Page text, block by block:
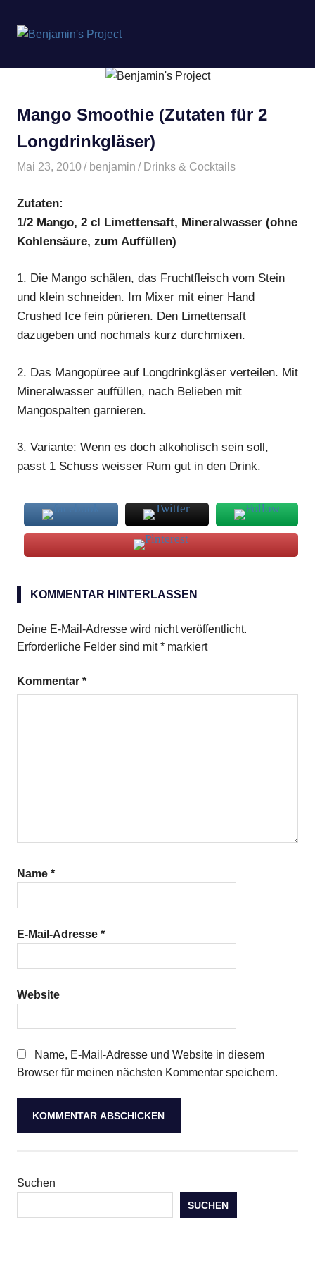
springen
Project
Mango Smoothie (Zutaten für 2
Longdrinkgläser)
Mai 23, 2010 benjamin Drinks & Cocktails
Zutaten:
1/2 Mango, 2 cl Limettensaft, Mineralwasser (ohne
Kohlensäure, zum Auffüllen)
1. Die Mango schälen, das Fruchtfleisch vom Stein
und klein schneiden. Im Mixer mit einer Hand
Crushed Ice fein pürieren. Den Limettensaft
dazugeben und nochmals kurz durchmixen.
2. Das Mangopüree auf Longdrinkgläser verteilen. Mit
Mineralwasser auffüllen, nach Belieben mit
Mangospalten garnieren.
3. Variante: Wenn es doch alkoholisch sein soll,
passt 1 Schuss weisser Rum gut in den Drink.
Smoothie
KOMMENTAR HINTERLASSEN
Deine E-Mail-Adresse wird nicht veröffentlicht.
Erforderliche Felder sind mit* markiert
Kommentar *
Name *
E-Mail-Adresse *
Website
Name, E-Mail-Adresse und Website in diesem
Browser für meinen nächsten Kommentar speichern.
Suchen
SUCHEN